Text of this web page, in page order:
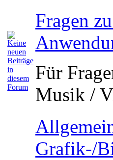
Fragen
Für
Musik /
Grafik-/